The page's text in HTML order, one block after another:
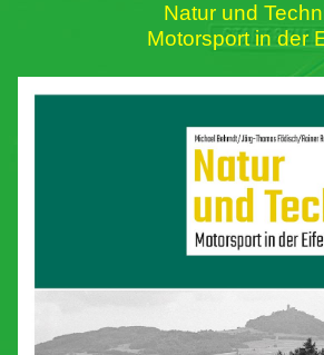
Natur und
Motorsport in der